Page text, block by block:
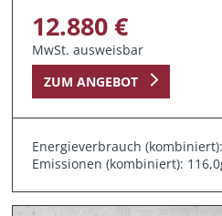
12.880 €
MwSt. ausweisbar
ZUM ANGEBOT
Energieverbrauch
Emissionen (kombiniert):